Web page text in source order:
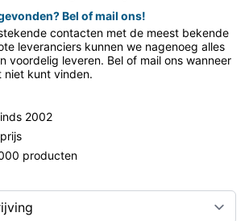
Bel of mail ons!
contacten met de meest bekende
leveranciers kunnen we nagenoeg alles
voordelig leveren. Bel of mail ons wanneer
niet kunt vinden.
2002
producten